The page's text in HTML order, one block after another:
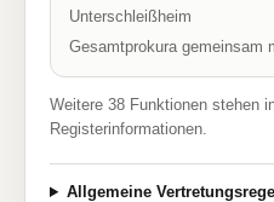
Unterschleißheim
Gesamtprokura gemeinsam
Weitere 38 Funktionen stehen
Registerinformationen.
Allgemeine